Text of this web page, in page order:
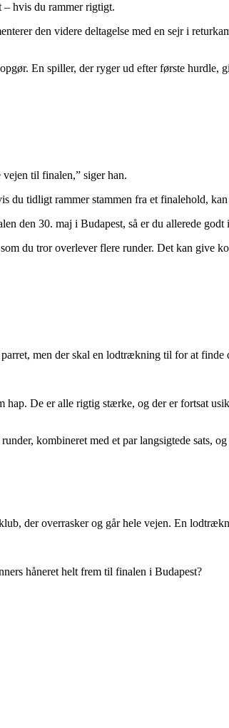
– hvis du rammer rigtigt.
den videre deltagelse med en sejr i
En spiller, der ryger ud efter første hurdle,
til finalen,” siger han.
tidligt rammer stammen fra et finalehold,
den 30. maj i Budapest, så er du allerede
du tror overlever flere runder. Det kan give
men der skal en lodtrækning til for at finde
De er alle rigtig stærke, og der er fortsat
kombineret med et par langsigtede sats,
der overrasker og går hele vejen. En
håneret helt frem til finalen i Budapest?